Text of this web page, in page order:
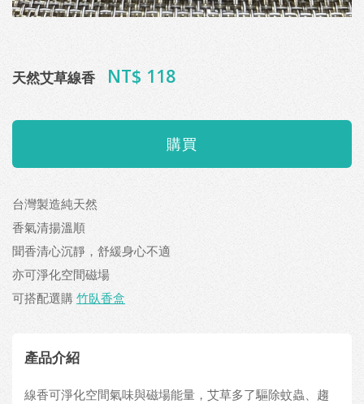
天然艾草線香 NT$ 118
台灣製造純天然
香氣清揚溫順
聞香清心沉靜，舒緩身心不適
亦可淨化空間磁場
可搭配選購 竹臥香盒
產品介紹
線香可淨化空間氣味與磁場能量，艾草多了驅除蚊蟲、趨